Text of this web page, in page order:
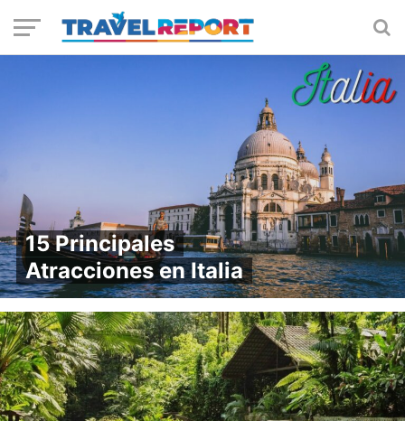
15 Principales
Atracciones en Italia